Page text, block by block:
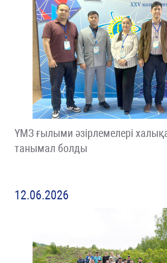
ҮМЗ ғылыми әзірлемелері
танымал болды
12.06.2026